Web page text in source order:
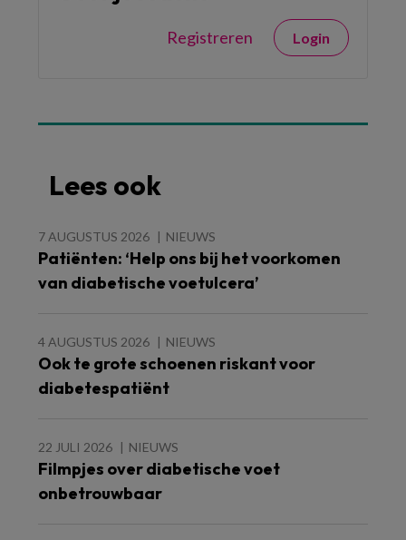
Registreren Login
Lees ook
7 AUGUSTUS 2026 NIEUWS
Patiënten: ‘Help ons bij het voorkomen
van diabetische voetulcera’
4 AUGUSTUS 2026 NIEUWS
Ook te grote schoenen riskant voor
diabetespatiënt
22 JULI 2026 NIEUWS
Filmpjes over diabetische voet
onbetrouwbaar